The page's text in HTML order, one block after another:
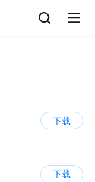
下载
下载